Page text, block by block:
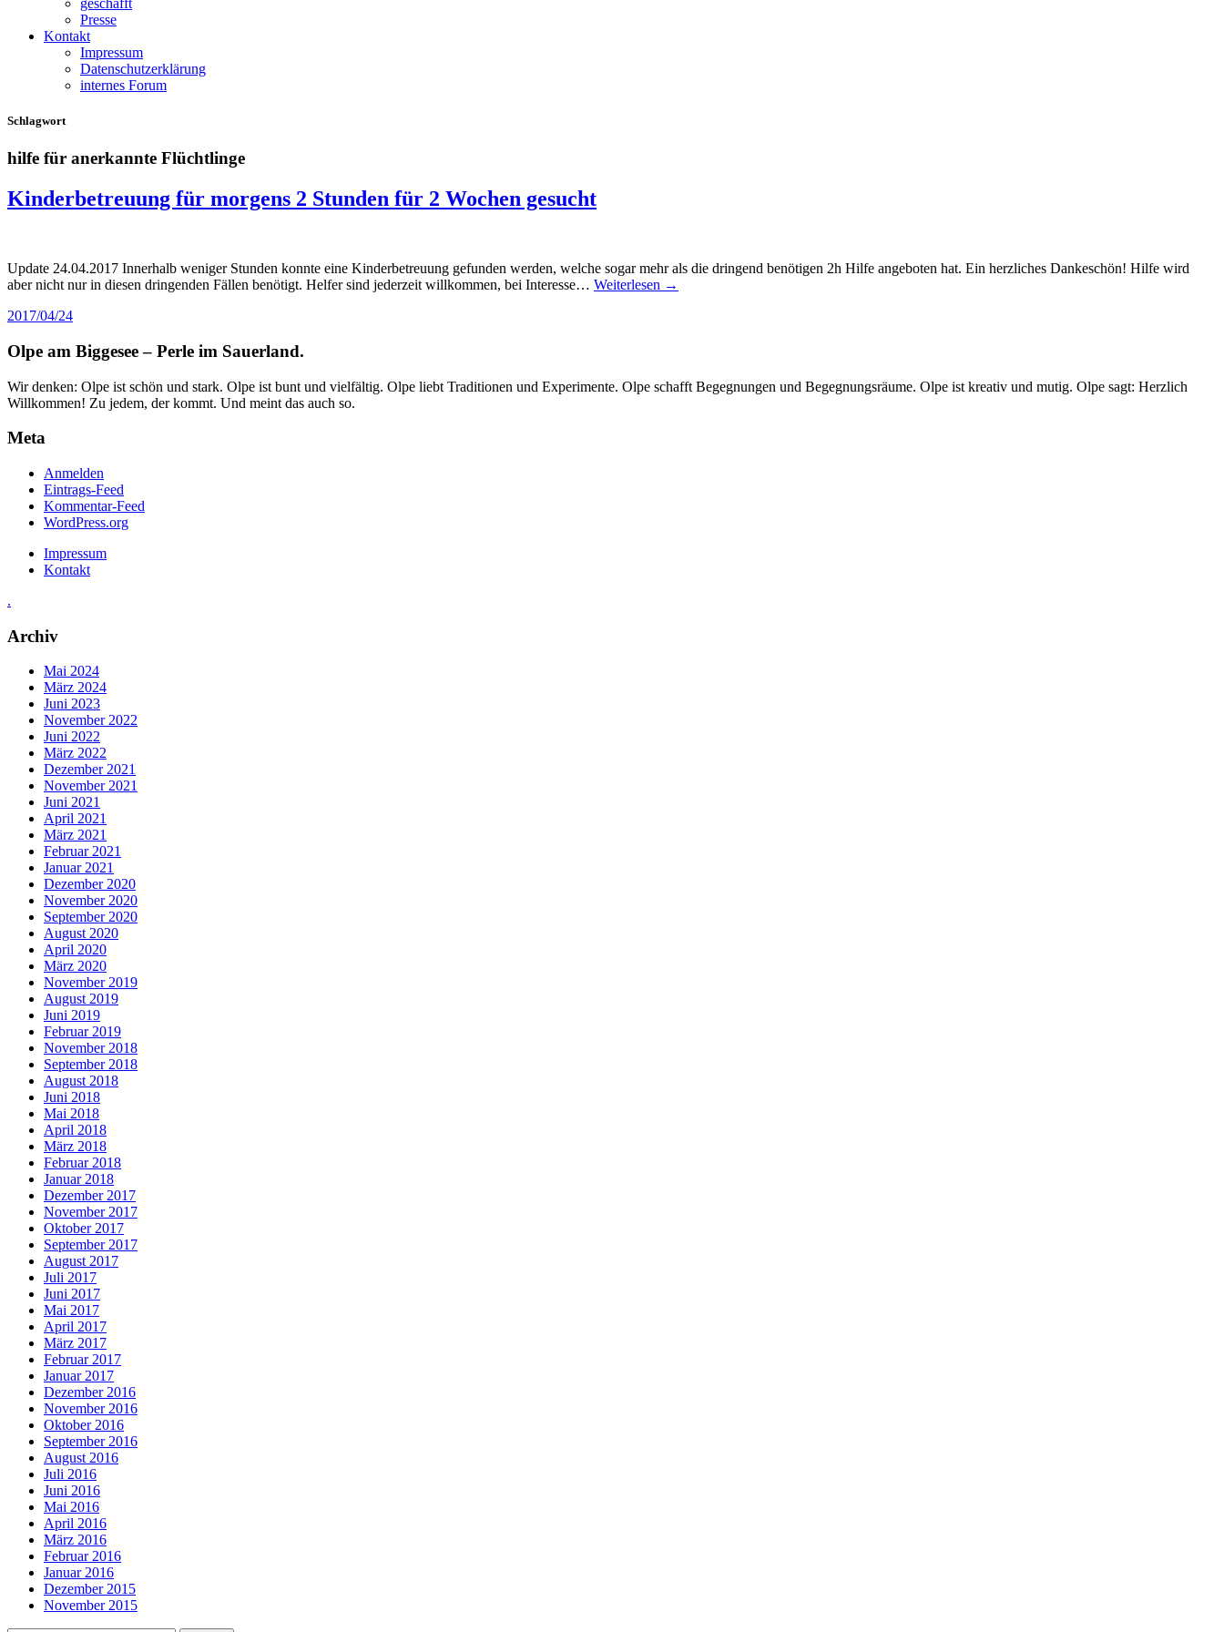
geschafft
Presse
Kontakt
Impressum
Datenschutzerklärung
internes Forum
Schlagwort
hilfe für anerkannte Flüchtlinge
Kinderbetreuung für morgens 2 Stunden für 2 Wochen gesucht
Update 24.04.2017 Innerhalb weniger Stunden konnte eine Kinderbetreuung gefunden werden, welche sogar mehr als die dringend benötigen 2h Hilfe angeboten hat. Ein herzliches Dankeschön! Hilfe wird
aber nicht nur in diesen dringenden Fällen benötigt. Helfer sind jederzeit willkommen, bei Interesse… Weiterlesen →
2017/04/24
Olpe am Biggesee – Perle im Sauerland.
Wir denken: Olpe ist schön und stark. Olpe ist bunt und vielfältig. Olpe liebt Traditionen und Experimente. Olpe schafft Begegnungen und Begegnungsräume. Olpe ist kreativ und mutig. Olpe sagt: Herzlich
Willkommen! Zu jedem, der kommt. Und meint das auch so.
Meta
Anmelden
Eintrags-Feed
Kommentar-Feed
WordPress.org
Impressum
Kontakt
.
Archiv
Mai 2024
März 2024
Juni 2023
November 2022
Juni 2022
März 2022
Dezember 2021
November 2021
Juni 2021
April 2021
März 2021
Februar 2021
Januar 2021
Dezember 2020
November 2020
September 2020
August 2020
April 2020
März 2020
November 2019
August 2019
Juni 2019
Februar 2019
November 2018
September 2018
August 2018
Juni 2018
Mai 2018
April 2018
März 2018
Februar 2018
Januar 2018
Dezember 2017
November 2017
Oktober 2017
September 2017
August 2017
Juli 2017
Juni 2017
Mai 2017
April 2017
März 2017
Februar 2017
Januar 2017
Dezember 2016
November 2016
Oktober 2016
September 2016
August 2016
Juli 2016
Juni 2016
Mai 2016
April 2016
März 2016
Februar 2016
Januar 2016
Dezember 2015
November 2015